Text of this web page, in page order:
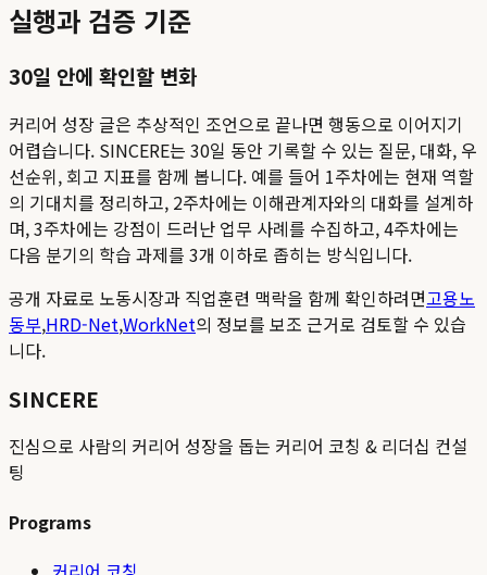
실행과 검증 기준
30일 안에 확인할 변화
커리어 성장 글은 추상적인 조언으로 끝나면 행동으로 이어지기
어렵습니다. SINCERE는 30일 동안 기록할 수 있는 질문, 대화, 우
선순위, 회고 지표를 함께 봅니다. 예를 들어 1주차에는 현재 역할
의 기대치를 정리하고, 2주차에는 이해관계자와의 대화를 설계하
며, 3주차에는 강점이 드러난 업무 사례를 수집하고, 4주차에는
다음 분기의 학습 과제를 3개 이하로 좁히는 방식입니다.
공개 자료로 노동시장과 직업훈련 맥락을 함께 확인하려면고용노
동부,HRD-Net,WorkNet의 정보를 보조 근거로 검토할 수 있습
니다.
SINCERE
진심으로 사람의 커리어 성장을 돕는 커리어 코칭 & 리더십 컨설
팅
Programs